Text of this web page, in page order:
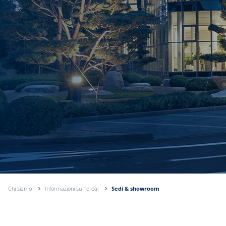
Chi siamo Informazioni su heroal Sedi & showroom